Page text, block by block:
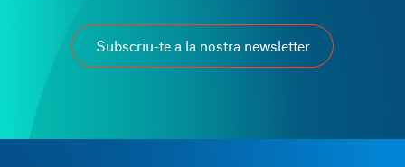
Subscriu-te a la nostra newsletter